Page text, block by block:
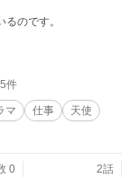
のです。
件
マ 仕事
天使
0
2話